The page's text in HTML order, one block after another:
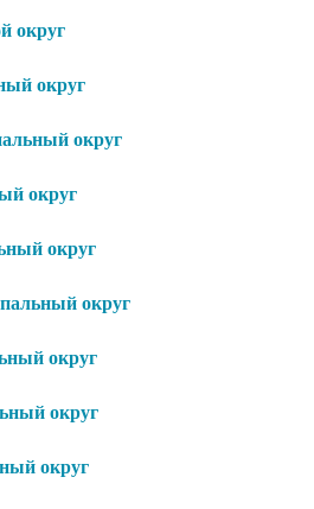
округ
округ
округ
округ
округ
округ
округ
округ
округ